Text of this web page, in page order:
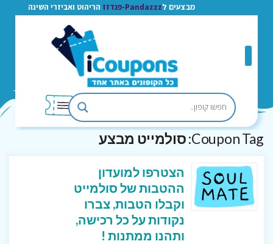
מבצעים ל Pandazzz-פנדזז הריהוט ואביזרי השינה
Coupon Tag: סולמייט מבצע
הצטרפו למועדון
ההטבות של סולמייט
וקבלו הטבות, צברו
נקודות על כל רכישה,
ותהנו ממתנות !